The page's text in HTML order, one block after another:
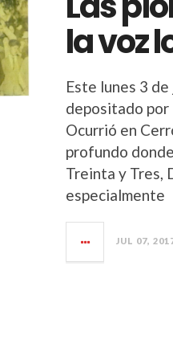
la voz
Este lunes 3
depositado por
Ocurrió en
profundo
Treinta y Tres,
especialmente
JUL 07,